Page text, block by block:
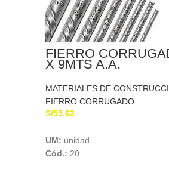
FIERRO
X 9MTS A.A.
MATERIALES DE
FIERRO CORRUGADO
S/55.62
UM: unidad
Cód.: 20